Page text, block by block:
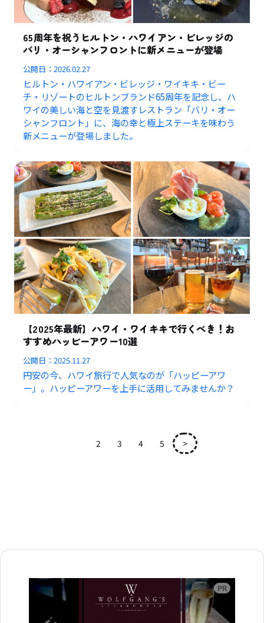
65周年を祝うヒルトン・ハワイアン・ビレッジの
バリ・オーシャンフロントに新メニューが登場
公開日：2026.02.27
ヒルトン・ハワイアン・ビレッジ・ワイキキ・ビー
チ・リゾートのヒルトンブランド65周年を記念し、ハ
ワイの美しい海と空を見渡すレストラン「バリ・オー
シャンフロント」に、海の幸と極上ステーキを味わう
新メニューが登場しました。
【2025年最新】ハワイ・ワイキキで行くべき！お
すすめハッピーアワー10選
公開日：2025.11.27
円安の今、ハワイ旅行で人気なのが「ハッピーアワ
ー」。ハッピーアワーを上手に活用してみませんか？
2 3 4 5 >
広告